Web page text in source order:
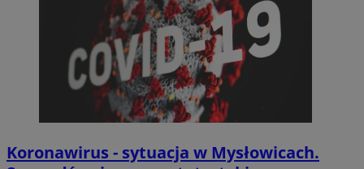
Koronawirus - sytuacja w Mysłowicach.